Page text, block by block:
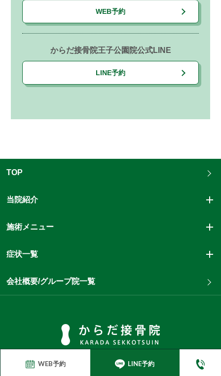
WEB予約 LINE予約
WEB予約
からだ接骨院王子公園院公式LINE
LINE予約
TOP
当院紹介
施術メニュー
症状一覧
会社概要/グループ院一覧
©からだ接骨院 王子公園院